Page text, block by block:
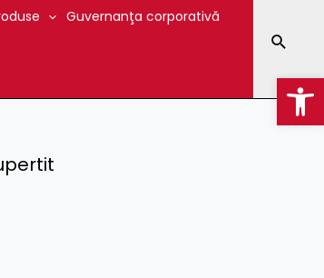
Guvernanţa corporativă